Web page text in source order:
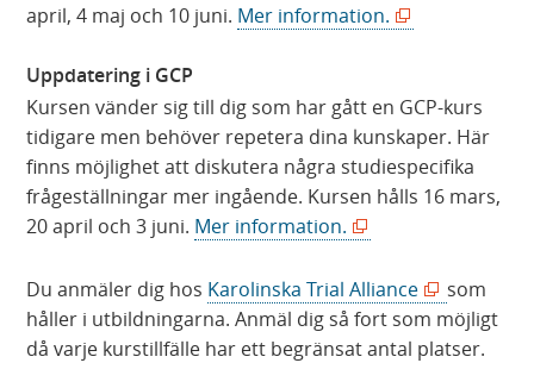
april, 4 maj och 10 juni. Mer information.
p
n
a
s
y
t
t
Uppdatering i GCP
Kursen vänder sig till dig som har gått en GCP-kurs
tidigare men behöver repetera dina kunskaper. Här
finns möjlighet att diskutera några studiespecifika
frågeställningar mer ingående. Kursen hålls 16 mars,
20 april och 3 juni. Mer information.
p
p
n
Du anmäler dig hos Karolinska Trial Alliance(
ö
p
som
håller i utbildningarna. Anmäl dig så fort som möjligt
då varje kurstillfälle har ett begränsat antal platser.